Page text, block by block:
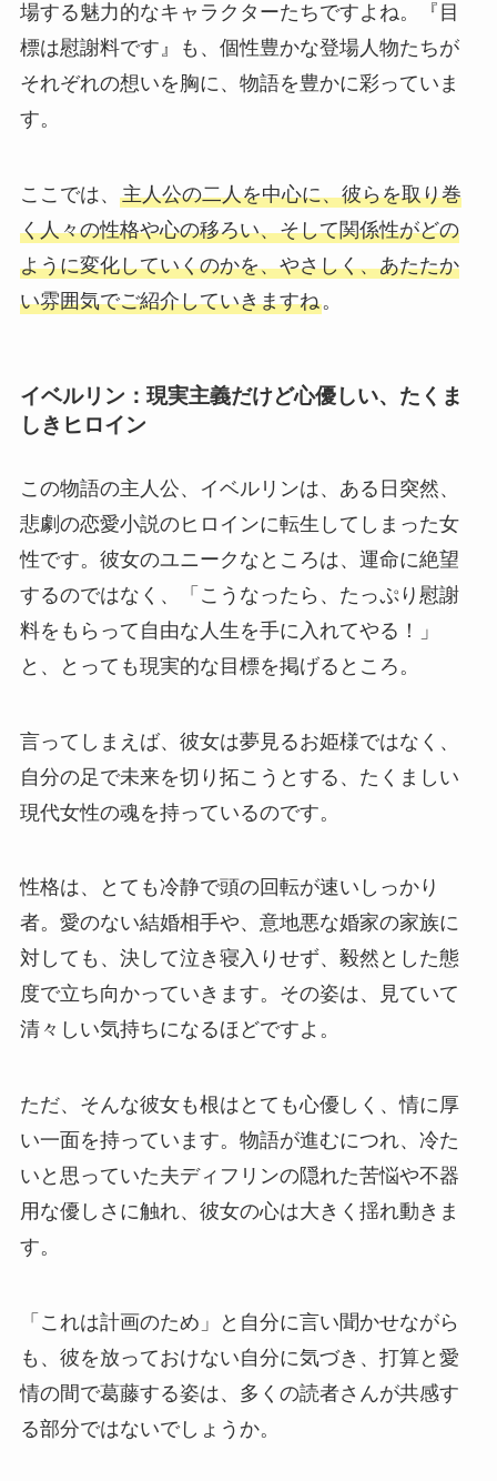
場する魅力的なキャラクターたちですよね。『目
標は慰謝料です』も、個性豊かな登場人物たちが
それぞれの想いを胸に、物語を豊かに彩っていま
す。
ここでは、 主人公の二人を中心に、彼らを取り巻
く人々の性格や心の移ろい、そして関係性がどの
ように変化していくのかを、やさしく、あたたか
い雰囲気でご紹介していきますね。
イベルリン：現実主義だけど心優しい、たくま
しきヒロイン
この物語の主人公、イベルリンは、ある日突然、
悲劇の恋愛小説のヒロインに転生してしまった女
性です。彼女のユニークなところは、運命に絶望
するのではなく、「こうなったら、たっぷり慰謝
料をもらって自由な人生を手に入れてやる！」
と、とっても現実的な目標を掲げるところ。
言ってしまえば、彼女は夢見るお姫様ではなく、
自分の足で未来を切り拓こうとする、たくましい
現代女性の魂を持っているのです。
性格は、とても冷静で頭の回転が速いしっかり
者。愛のない結婚相手や、意地悪な婚家の家族に
対しても、決して泣き寝入りせず、毅然とした態
度で立ち向かっていきます。その姿は、見ていて
清々しい気持ちになるほどですよ。
ただ、そんな彼女も根はとても心優しく、情に厚
い一面を持っています。物語が進むにつれ、冷た
いと思っていた夫ディフリンの隠れた苦悩や不器
用な優しさに触れ、彼女の心は大きく揺れ動きま
す。
「これは計画のため」と自分に言い聞かせながら
も、彼を放っておけない自分に気づき、打算と愛
情の間で葛藤する姿は、多くの読者さんが共感す
る部分ではないでしょうか。